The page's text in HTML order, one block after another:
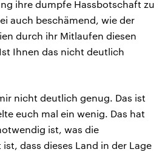
ihre dumpfe Hassbotschaft zu
auch beschämend, wie der
durch ihr Mitlaufen diesen
Ihnen das nicht deutlich
nicht deutlich genug. Das ist
euch mal ein wenig. Das hat
ist, was die
dass dieses Land in der Lage